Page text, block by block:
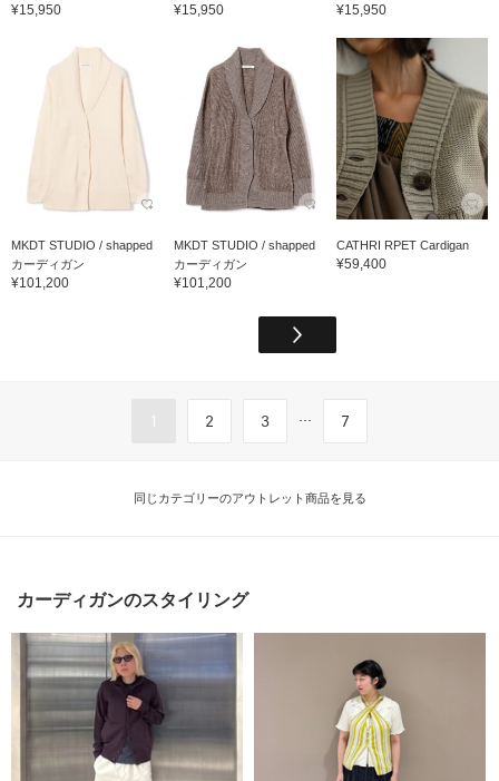
¥15,950 ¥15,950 ¥15,950
MKDT STUDIO / shapped
カーディガン
¥101,200
MKDT STUDIO / shapped
カーディガン
¥101,200
CATHRI RPET Cardigan
¥59,400
1 2 3 ... 7
同じカテゴリーのアウトレット商品を見る
カーディガンのスタイリング